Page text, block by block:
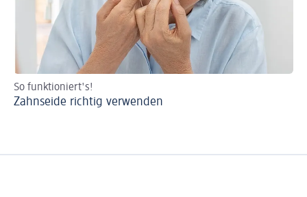
So funktioniert's!
Zahnseide richtig verwenden